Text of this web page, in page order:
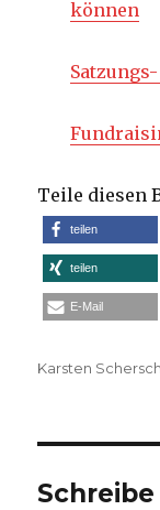
können
Teile diesen
teilen
teilen
E-Mail
Autor
Karsten